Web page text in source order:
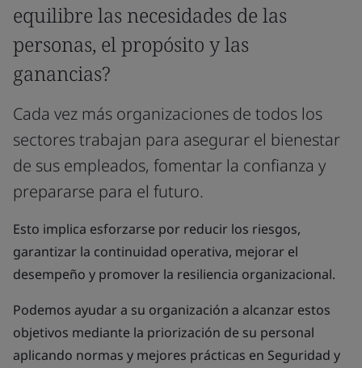
equilibre las necesidades de las
personas, el propósito y las
ganancias?
Cada vez más organizaciones de todos los
sectores trabajan para asegurar el bienestar
de sus empleados, fomentar la confianza y
prepararse para el futuro.
Esto implica esforzarse por reducir los riesgos,
garantizar la continuidad operativa, mejorar el
desempeño y promover la resiliencia organizacional.
Podemos ayudar a su organización a alcanzar estos
objetivos mediante la priorización de su personal
aplicando normas y mejores prácticas en Seguridad y